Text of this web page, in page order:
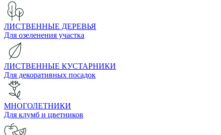
ЛИСТВЕННЫЕ ДЕРЕВЬЯ
Для озеленения участка
ЛИСТВЕННЫЕ КУСТАРНИКИ
Для декоративных посадок
МНОГОЛЕТНИКИ
Для клумб и цветников